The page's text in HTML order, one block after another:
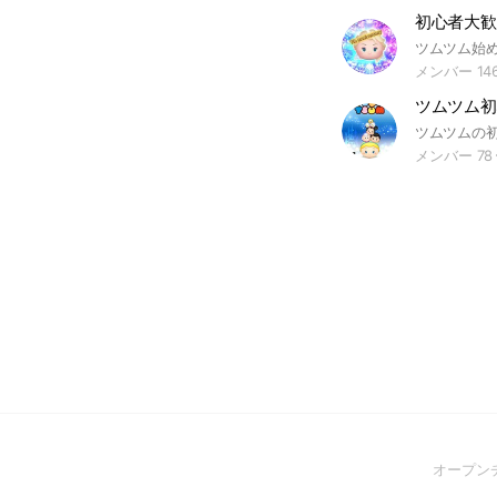
メンバー
ツムツム
メンバー 78
オープン